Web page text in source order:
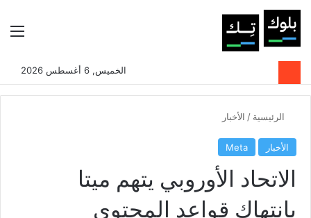
بحثالوضع
الخميس, 6 أغسطس 2026
الرئيسية / الأخبار
الأخبار Meta
الاتحاد الأوروبي يتهم ميتا
بانتهاك قواعد المحتوى